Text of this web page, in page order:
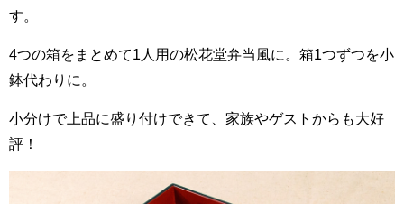
す。
4つの箱をまとめて1人用の松花堂弁当風に。箱1つずつを小
鉢代わりに。
小分けで上品に盛り付けできて、家族やゲストからも大好
評！